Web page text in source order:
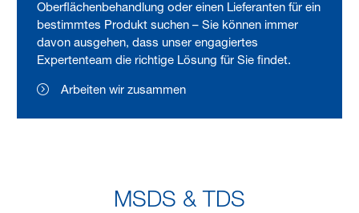
Oberflächenbehandlung oder einen Lieferanten für ein
bestimmtes Produkt suchen – Sie können immer
davon ausgehen, dass unser engagiertes
Expertenteam die richtige Lösung für Sie findet.
Arbeiten wir zusammen
MSDS & TDS